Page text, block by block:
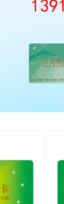
流量开关|可